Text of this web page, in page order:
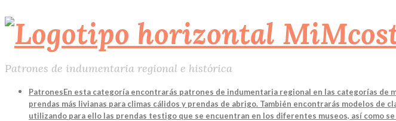
Patrones de indumentaria regional e histórica
PatronesEn esta categoría encontrarás patrones de indumentaria regional en las categorías
prendas más livianas para climas cálidos y prendas de abrigo. También encontrarás modelos
utilizando para ello las prendas testigo que se encuentran en los diferentes museos, así como